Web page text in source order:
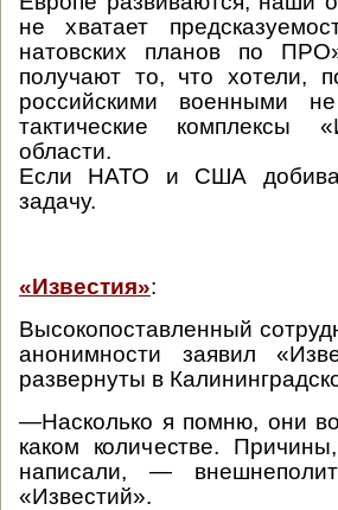
не хватает
натовских планов по
получают то, что хотели,
российскими военными
тактические комплексы
области.
Если НАТО и США
задачу.
«Известия»:
Высокопоставленный
анонимности заявил
развернуты в
—Насколько я помню, они
каком количестве.
написали, —
«Известий».